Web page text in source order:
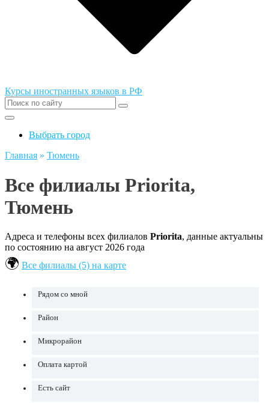
Курсы иностранных языков в РФ
Выбрать город
Главная » Тюмень
Все филиалы Priorita,
Тюмень
Адреса и телефоны всех филиалов Priorita, данные актуальны
по состоянию на август 2026 года
Все филиалы (5) на карте
Рядом со мной
Район
Микрорайон
Оплата картой
Есть сайт